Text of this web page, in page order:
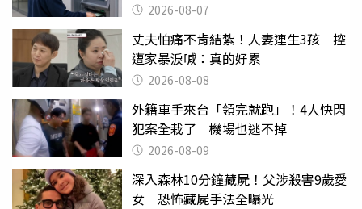
2026-08-07
丈夫怕痛不肯結紮！人妻連生3孩 控
遭家暴淚喊：真的好累
2026-08-08
外籍車手來台「領完就跑」！4人快閃
犯案全栽了 機場也逃不掉
2026-08-09
深入森林10分鐘藏屍！父涉殺害9歲愛
女 恐怖藏屍手法全曝光